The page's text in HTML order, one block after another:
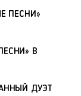
ПЕСНИ»
В
ДУЭТ